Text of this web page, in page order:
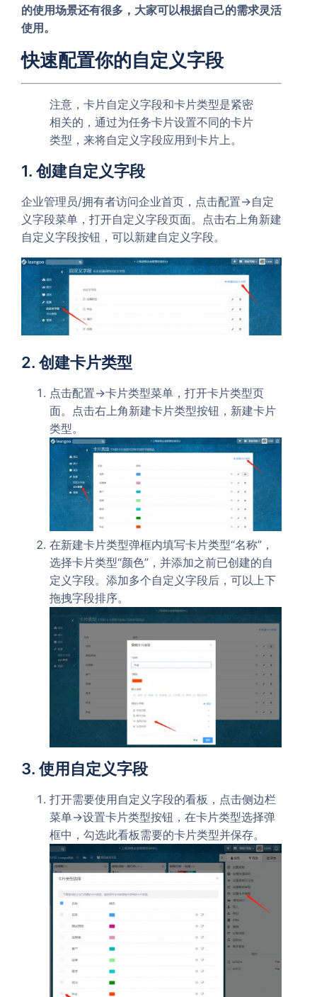
的使用场景还有很多，大家可以根据自己的需求灵活
使用。
快速配置你的自定义字段
注意，卡片自定义字段和卡片类型是紧密
相关的，通过为任务卡片设置不同的卡片
类型，来将自定义字段应用到卡片上。
1. 创建自定义字段
企业管理员/拥有者访问企业首页，点击配置->自定
义字段菜单，打开自定义字段页面。点击右上角新建
自定义字段按钮，可以新建自定义字段。
2. 创建卡片类型
点击配置->卡片类型菜单，打开卡片类型页
面。点击右上角新建卡片类型按钮，新建卡片
类型。
在新建卡片类型弹框内填写卡片类型“名称”，
选择卡片类型“颜色”，并添加之前已创建的自
定义字段。添加多个自定义字段后，可以上下
拖拽字段排序。
3. 使用自定义字段
打开需要使用自定义字段的看板，点击侧边栏
菜单->设置卡片类型按钮，在卡片类型选择弹
框中，勾选此看板需要的卡片类型并保存。